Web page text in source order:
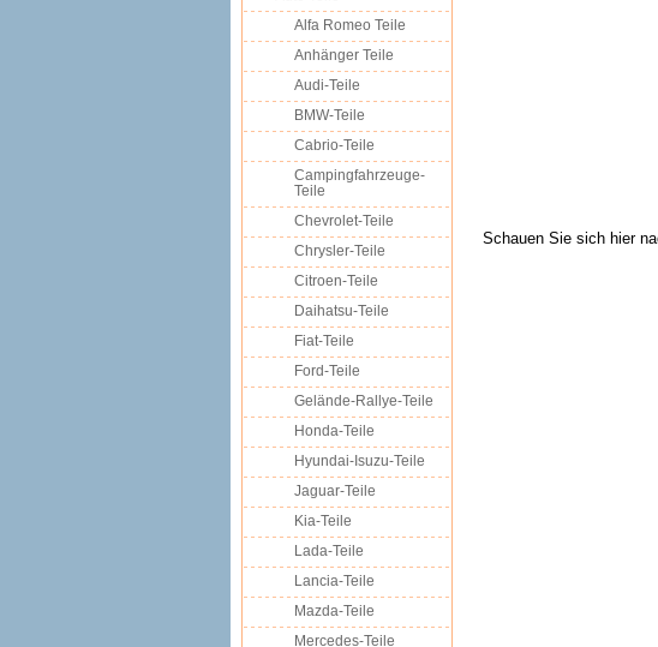
Schauen Sie sich hier
Alfa Romeo Teile
Anhänger Teile
Audi-Teile
BMW-Teile
Cabrio-Teile
Campingfahrzeuge-
Teile
Chevrolet-Teile
Chrysler-Teile
Citroen-Teile
Daihatsu-Teile
Fiat-Teile
Ford-Teile
Gelände-Rallye-Teile
Honda-Teile
Hyundai-Isuzu-Teile
Jaguar-Teile
Kia-Teile
Lada-Teile
Lancia-Teile
Mazda-Teile
Mercedes-Teile